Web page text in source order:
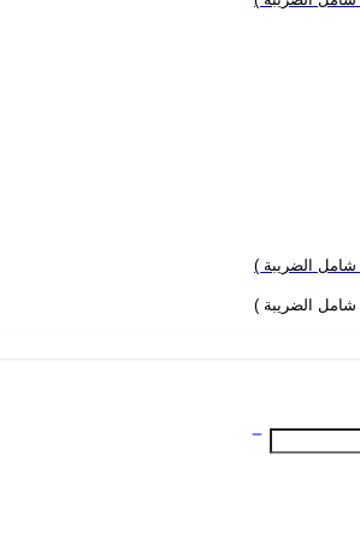
شامل الضريبة )
شامل الضريبة )